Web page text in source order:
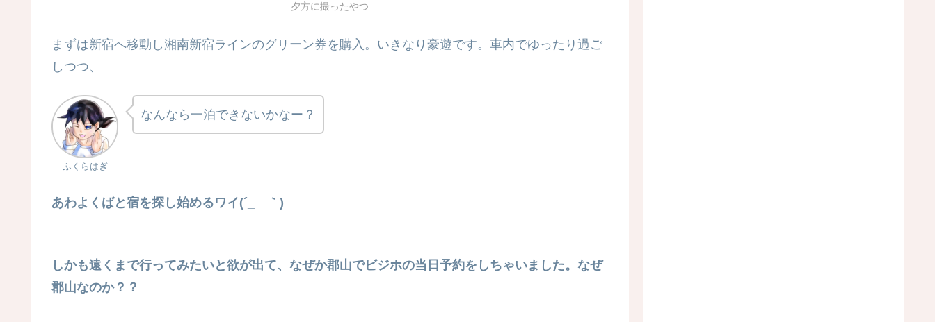
夕方に撮ったやつ
まずは新宿へ移動し湘南新宿ラインのグリーン券を購入。いきなり豪遊です。車内でゆったり過ご
しつつ、
ふくらはぎ
なんなら一泊できないかなー？
あわよくばと宿を探し始めるワイ(´_ゝ｀)
しかも遠くまで行ってみたいと欲が出て、なぜか郡山でビジホの当日予約をしちゃいました。なぜ
郡山なのか？？